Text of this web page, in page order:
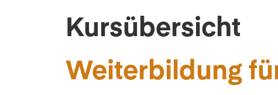
Kursübersicht
Weiterbildung